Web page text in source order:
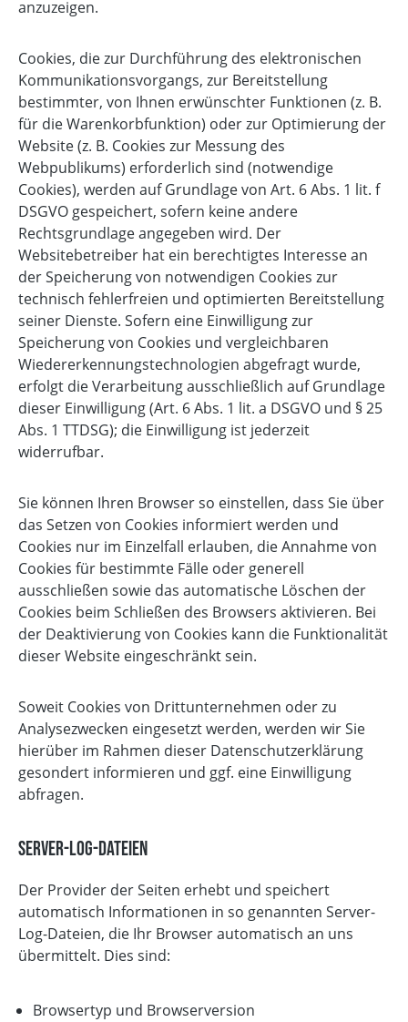
anzuzeigen.
Cookies, die zur Durchführung des elektronischen
Kommunikationsvorgangs, zur Bereitstellung
bestimmter, von Ihnen erwünschter Funktionen (z. B.
für die Warenkorbfunktion) oder zur Optimierung der
Website (z. B. Cookies zur Messung des
Webpublikums) erforderlich sind (notwendige
Cookies), werden auf Grundlage von Art. 6 Abs. 1 lit. f
DSGVO gespeichert, sofern keine andere
Rechtsgrundlage angegeben wird. Der
Websitebetreiber hat ein berechtigtes Interesse an
der Speicherung von notwendigen Cookies zur
technisch fehlerfreien und optimierten Bereitstellung
seiner Dienste. Sofern eine Einwilligung zur
Speicherung von Cookies und vergleichbaren
Wiedererkennungstechnologien abgefragt wurde,
erfolgt die Verarbeitung ausschließlich auf Grundlage
dieser Einwilligung (Art. 6 Abs. 1 lit. a DSGVO und § 25
Abs. 1 TTDSG); die Einwilligung ist jederzeit
widerrufbar.
Sie können Ihren Browser so einstellen, dass Sie über
das Setzen von Cookies informiert werden und
Cookies nur im Einzelfall erlauben, die Annahme von
Cookies für bestimmte Fälle oder generell
ausschließen sowie das automatische Löschen der
Cookies beim Schließen des Browsers aktivieren. Bei
der Deaktivierung von Cookies kann die Funktionalität
dieser Website eingeschränkt sein.
Soweit Cookies von Drittunternehmen oder zu
Analysezwecken eingesetzt werden, werden wir Sie
hierüber im Rahmen dieser Datenschutzerklärung
gesondert informieren und ggf. eine Einwilligung
abfragen.
Server-Log-Dateien
Der Provider der Seiten erhebt und speichert
automatisch Informationen in so genannten Server-
Log-Dateien, die Ihr Browser automatisch an uns
übermittelt. Dies sind:
Browsertyp und Browserversion